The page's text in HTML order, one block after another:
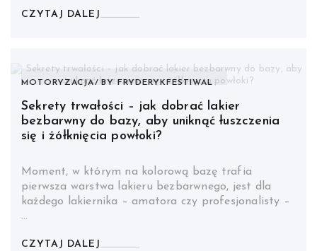
CZYTAJ DALEJ
MOTORYZACJA BYFRYDERYKFESTIWAL
Sekrety trwałości – jak dobrać lakier
bezbarwny do bazy, aby uniknąć łuszczenia
się i żółknięcia powłoki?
Moment, w którym na kolorową bazę trafia
pierwsza warstwa lakieru bezbarwnego, jest dla
każdego lakiernika – amatora czy profesjonalisty –
…
CZYTAJ DALEJ